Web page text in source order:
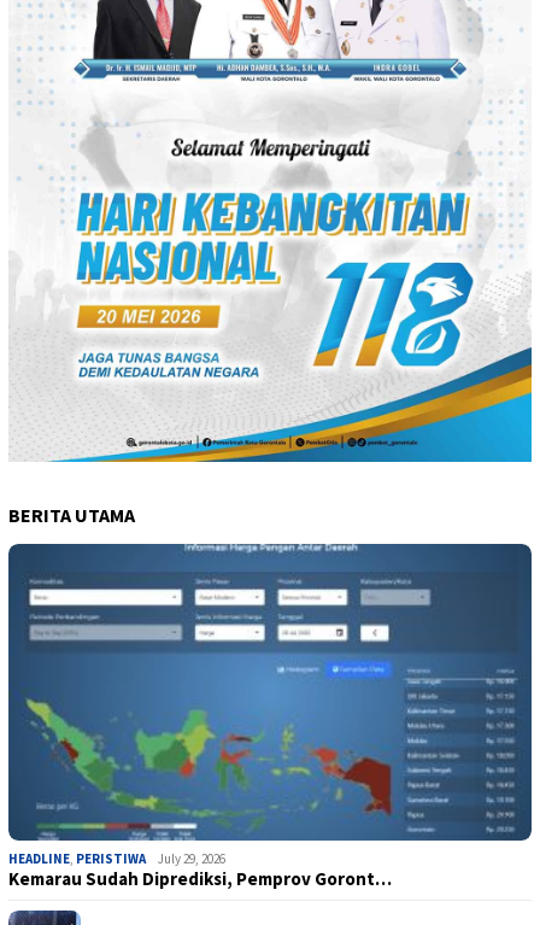
BERITA UTAMA
HEADLINE PERISTIWA July 29, 2026
Kemarau Sudah Diprediksi, Pemprov Goront…